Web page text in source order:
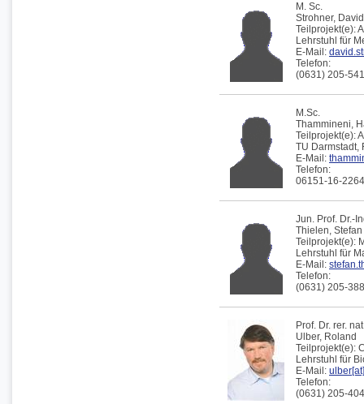
M. Sc.
Strohner, David
Teilprojekt(e):
Lehrstuhl für
E-Mail:
Telefon:
(0631) 205-
M.Sc.
Thammineni,
Teilprojekt(e):
TU Darmstadt,
E-Mail:
Telefon:
06151-16-
Jun. Prof. Dr.-
Thielen, Stefan
Teilprojekt(e):
Lehrstuhl für
E-Mail:
Telefon:
(0631) 205-
Prof. Dr. rer.
Ulber, Roland
Teilprojekt(e):
Lehrstuhl für
E-Mail:
Telefon:
(0631) 205-